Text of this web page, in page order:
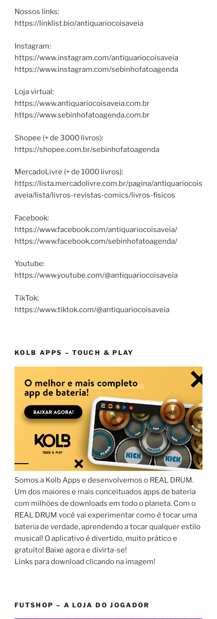
Nossos links:
https://linklist.bio/antiquariocoisaveia
Instagram:
https://www.instagram.com/antiquariocoisaveia
https://www.instagram.com/sebinhofatoagenda
Loja virtual:
https://www.antiquariocoisaveia.com.br
https://www.sebinhofatoagenda.com.br
Shopee (+ de 3000 livros):
https://shopee.com.br/sebinhofatoagenda
MercadoLivre (+ de 1000 livros):
https://lista.mercadolivre.com.br/pagina/antiquariocois
aveia/lista/livros-revistas-comics/livros-fisicos
Facebook:
https://www.facebook.com/antiquariocoisaveia/
https://www.facebook.com/sebinhofatoagenda/
Youtube:
https://www.youtube.com/@antiquariocoisaveia
TikTok:
https://www.tiktok.com/@antiquariocoisaveia
KOLB APPS – TOUCH & PLAY
Somos a Kolb Apps e desenvolvemos o REAL DRUM.
Um dos maiores e mais conceituados apps de bateria
com milhões de downloads em todo o planeta. Com o
REAL DRUM você vai experimentar como é tocar uma
bateria de verdade, aprendendo a tocar qualquer estilo
musical! O aplicativo é divertido, muito prático e
gratuito! Baixe agora e divirta-se!
Links para download clicando na imagem!
FUTSHOP – A LOJA DO JOGADOR